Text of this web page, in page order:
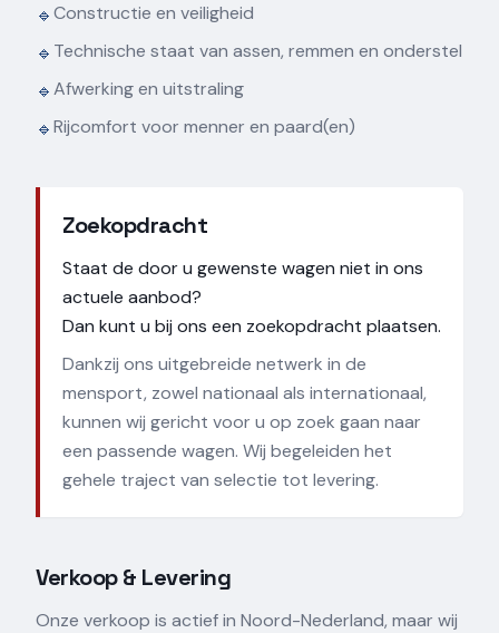
🔹Constructie en veiligheid
🔹 Technische staat van assen, remmen en onderstel
🔹Afwerking en uitstraling
🔹Rijcomfort voor menner en paard(en)
Zoekopdracht
Staat de door u gewenste wagen niet in ons
actuele aanbod?
Dan kunt u bij ons een zoekopdracht plaatsen.
Dankzij ons uitgebreide netwerk in de
mensport, zowel nationaal als internationaal,
kunnen wij gericht voor u op zoek gaan naar
een passende wagen. Wij begeleiden het
gehele traject van selectie tot levering.
Verkoop & Levering
Onze verkoop is actief in Noord-Nederland, maar wij